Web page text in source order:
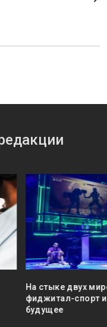
На стыке двух
фиджитал-спорт
будущее